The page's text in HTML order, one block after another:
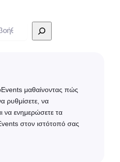
μαθαίνοντας πώς
ρυθμίσετε, να
να ενημερώσετε τα
στον ιστότοπό σας